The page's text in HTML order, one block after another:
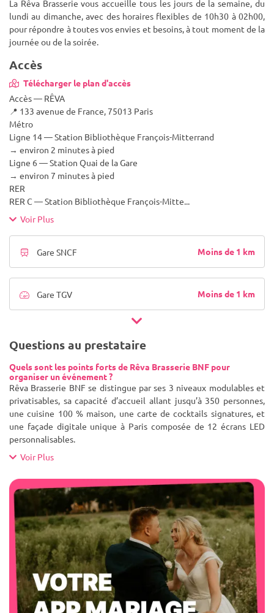
La Rêva Brasserie vous accueille tous les jours de la semaine, du
lundi au dimanche, avec des horaires flexibles de 10h30 à 02h00,
pour répondre à toutes vos envies et besoins, à tout moment de la
journée ou de la soirée.
Accès
Télécharger le plan d'accès
Accès — RÊVA
📍 133 avenue de France, 75013 Paris
Métro
Ligne 14 — Station Bibliothèque François-Mitterrand
→ environ 2 minutes à pied
Ligne 6 — Station Quai de la Gare
→ environ 7 minutes à pied
RER
RER C — Station Bibliothèque François-Mitte...
Voir Plus
Gare SNCF Moins de 1 km
Gare TGV Moins de 1 km
Questions au prestataire
Quels sont les points forts de Rêva Brasserie BNF pour
organiser un événement ?
Rêva Brasserie BNF se distingue par ses 3 niveaux modulables et
privatisables, sa capacité d’accueil allant jusqu’à 350 personnes,
une cuisine 100 % maison, une carte de cocktails signatures, et
une façade digitale unique à Paris composée de 12 écrans LED
personnalisables.
Voir Plus